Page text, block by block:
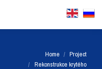
You are here:
Home
Project
Rekonstrukce krytého